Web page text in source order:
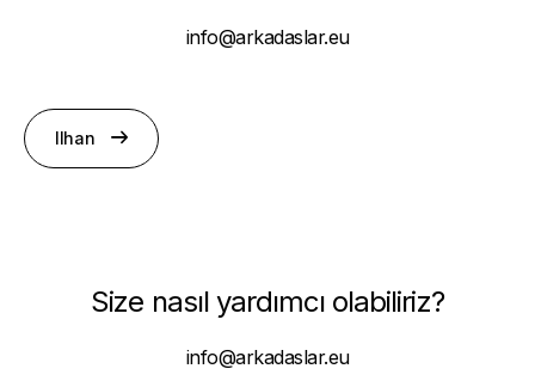
info@arkadaslar.eu
Ilhan
Size nasıl yardımcı olabiliriz?
info@arkadaslar.eu